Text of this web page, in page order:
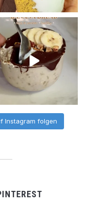
Instagram folgen